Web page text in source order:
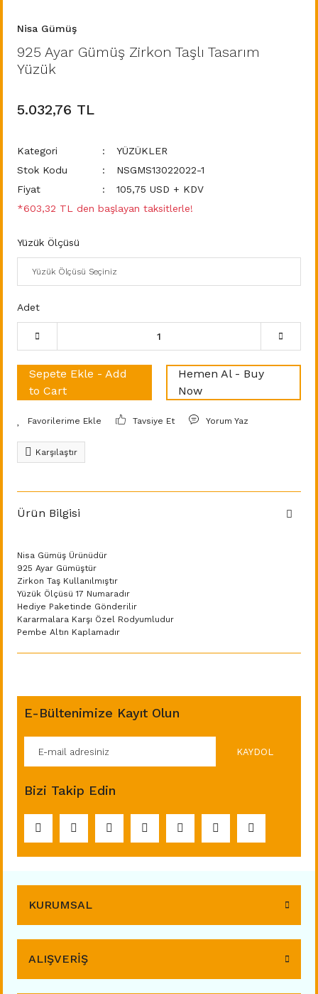
Nisa Gümüş
925 Ayar Gümüş Zirkon Taşlı Tasarım
Yüzük
5.032,76 TL
Kategori
YÜZÜKLER
Stok Kodu
NSGMS13022022-1
Fiyat
105,75 USD + KDV
*603,32 TL den başlayan taksitlerle!
Yüzük Ölçüsü
Adet
Sepete Ekle - Add
to Cart
Hemen Al - Buy
Now
Tavsiye Et Yorum Yaz
Karşılaştır
Ürün Bilgisi
Nisa Gümüş Ürünüdür
925 Ayar Gümüştür
Zirkon Taş Kullanılmıştır
Yüzük Ölçüsü 17 Numaradır
Hediye Paketinde Gönderilir
Kararmalara Karşı Özel Rodyumludur
Pembe Altın Kaplamadır
E-Bültenimize Kayıt Olun
KAYDOL
Bizi Takip Edin
KURUMSAL
ALIŞVERİŞ